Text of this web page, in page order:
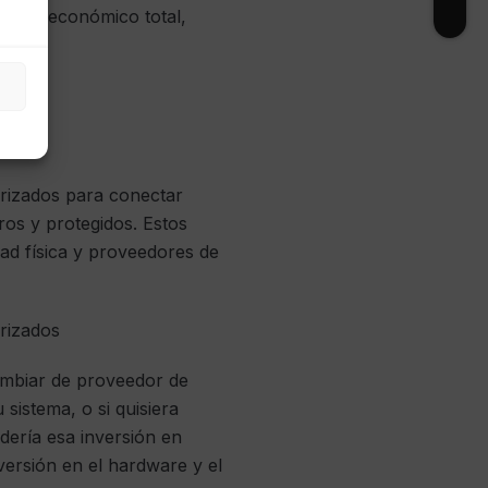
económico total,
para conectar
y protegidos. Estos
física y proveedores de
de proveedor de
o si quisiera
esa inversión en
en el hardware y el